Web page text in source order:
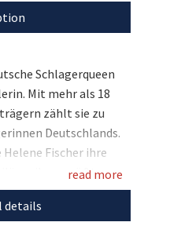
Schlagerqueen
Mit mehr als 18
zählt sie zu
Deutschlands.
Fischer ihre
ihres größten
Edition von
Diese Platte gab es
read more
details